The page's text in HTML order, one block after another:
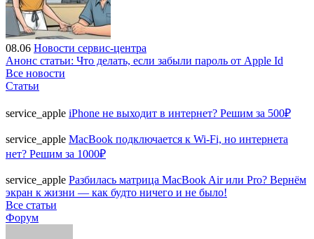
08.06 Новости сервис-центра
Анонс статьи: Что делать, если забыли пароль от Apple Id
Все новости
Статьи
service_apple iPhone не выходит в интернет? Решим за 500₽
service_apple MacBook подключается к Wi-Fi, но интернета
нет? Решим за 1000₽
service_apple Разбилась матрица MacBook Air или Pro? Вернём
экран к жизни — как будто ничего и не было!
Все статьи
Форум